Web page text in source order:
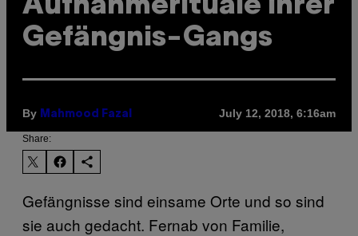
Aufnahmerituale ihrer
Gefängnis-Gangs
By Mahmood Fazal July 12, 2018, 6:16am
Share:
Gefängnisse sind einsame Orte und so sind
sie auch gedacht. Fernab von Familie,